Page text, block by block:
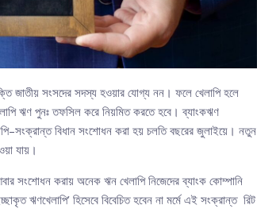
জাতীয় সংসদের সদস্য হওয়ার যোগ্য নন। ফলে খেলাপি হলে
ঋণ পুনঃ তফসিল করে নিয়মিত করতে হবে। ব্যাংকঋণ
বিধান সংশোধন করা হয় চলতি বছরের জুলাইয়ে। নতুন
যায়।
সংশোধন করায় অনেক ঋন খেলাপি নিজেদের ব্যাংক কোম্পানি
ঋণখেলাপি’ হিসেবে বিবেচিত হবেন না মর্মে এই সংক্রান্ত রিট